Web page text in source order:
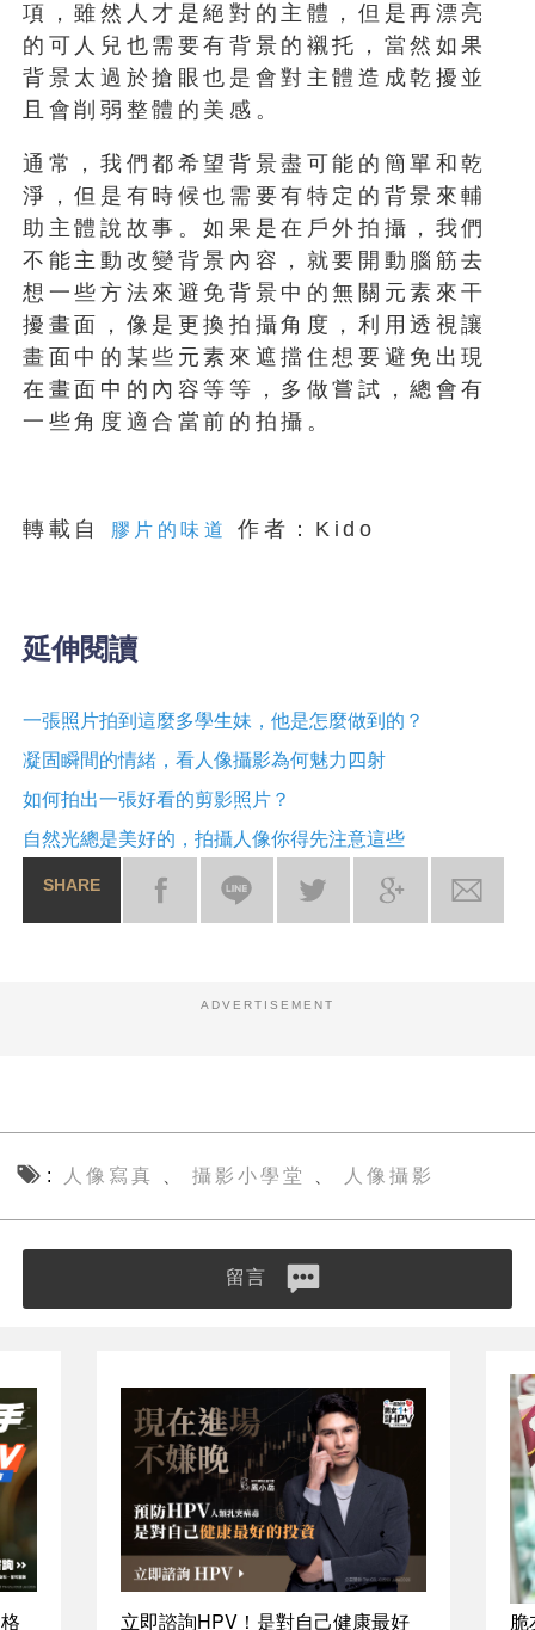
項，雖然人才是絕對的主體，但是再漂亮
的可人兒也需要有背景的襯托，當然如果
背景太過於搶眼也是會對主體造成乾擾並
且會削弱整體的美感。
通常，我們都希望背景盡可能的簡單和乾
淨，但是有時候也需要有特定的背景來輔
助主體說故事。如果是在戶外拍攝，我們
不能主動改變背景內容，就要開動腦筋去
想一些方法來避免背景中的無關元素來干
擾畫面，像是更換拍攝角度，利用透視讓
畫面中的某些元素來遮擋住想要避免出現
在畫面中的內容等等，多做嘗試，總會有
一些角度適合當前的拍攝。
轉載自 膠片的味道 作者：Kido
延伸閱讀
一張照片拍到這麼多學生妹，他是怎麼做到的？
凝固瞬間的情緒，看人像攝影為何魅力四射
如何拍出一張好看的剪影照片？
自然光總是美好的，拍攝人像你得先注意這些
SHARE
ADVERTISEMENT
人像寫真 攝影小學堂 人像攝影
留言
立即諮詢HPV！是對自己健康最好 脆